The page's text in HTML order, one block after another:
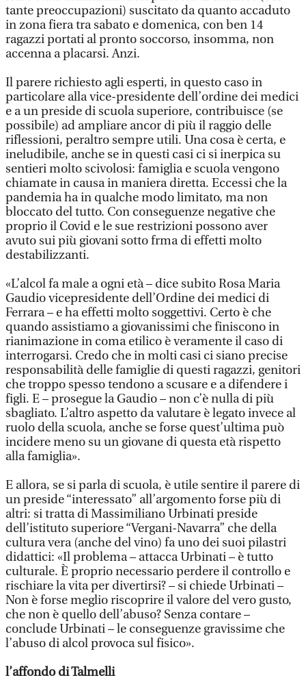
tante preoccupazioni) suscitato da quanto accaduto
in zona fiera tra sabato e domenica, con ben 14
ragazzi portati al pronto soccorso, insomma, non
accenna a placarsi. Anzi.
Il parere richiesto agli esperti, in questo caso in
particolare alla vice-presidente dell’ordine dei medici
e a un preside di scuola superiore, contribuisce (se
possibile) ad ampliare ancor di più il raggio delle
riflessioni, peraltro sempre utili. Una cosa è certa, e
ineludibile, anche se in questi casi ci si inerpica su
sentieri molto scivolosi: famiglia e scuola vengono
chiamate in causa in maniera diretta. Eccessi che la
pandemia ha in qualche modo limitato, ma non
bloccato del tutto. Con conseguenze negative che
proprio il Covid e le sue restrizioni possono aver
avuto sui più giovani sotto frma di effetti molto
destabilizzanti.
«L’alcol fa male a ogni età – dice subito Rosa Maria
Gaudio vicepresidente dell’Ordine dei medici di
Ferrara – e ha effetti molto soggettivi. Certo è che
quando assistiamo a giovanissimi che finiscono in
rianimazione in coma etilico è veramente il caso di
interrogarsi. Credo che in molti casi ci siano precise
responsabilità delle famiglie di questi ragazzi, genitori
che troppo spesso tendono a scusare e a difendere i
figli. E – prosegue la Gaudio – non c’è nulla di più
sbagliato. L’altro aspetto da valutare è legato invece al
ruolo della scuola, anche se forse quest’ultima può
incidere meno su un giovane di questa età rispetto
alla famiglia».
E allora, se si parla di scuola, è utile sentire il parere di
un preside “interessato” all’argomento forse più di
altri: si tratta di Massimiliano Urbinati preside
dell’istituto superiore “Vergani-Navarra” che della
cultura vera (anche del vino) fa uno dei suoi pilastri
didattici: «Il problema – attacca Urbinati – è tutto
culturale. È proprio necessario perdere il controllo e
rischiare la vita per divertirsi? – si chiede Urbinati –
Non è forse meglio riscoprire il valore del vero gusto,
che non è quello dell’abuso? Senza contare –
conclude Urbinati – le conseguenze gravissime che
l’abuso di alcol provoca sul fisico».
l’affondo di Talmelli